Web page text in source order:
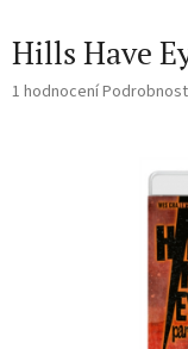
Hills Have
Průměrné
1 hodnocení